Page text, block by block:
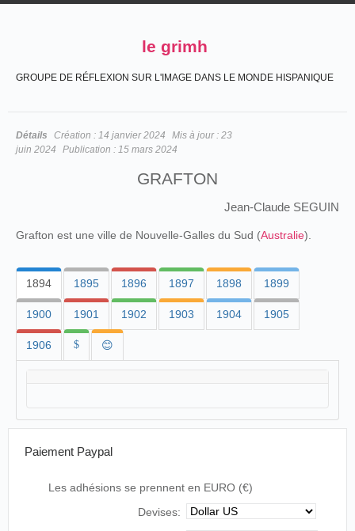
le grimh
GROUPE DE RÉFLEXION SUR L'IMAGE DANS LE MONDE HISPANIQUE
Détails Création : 14 janvier 2024 Mis à jour : 23
juin 2024
Publication : 15 mars 2024
GRAFTON
Jean-Claude SEGUIN
Grafton est une ville de Nouvelle-Galles du Sud (Australie).
1894 1895 1896 1897 1898 1899
1900 1901 1902 1903 1904 1905
1906 $ 😊
Paiement Paypal
Les adhésions se prennent en EURO (€)
Devises: